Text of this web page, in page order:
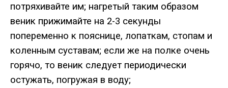
потряхивайте им; нагретый таким образом
веник прижимайте на 2-3 секунды
попеременно к пояснице, лопаткам, стопам и
коленным суставам; если же на полке очень
горячо, то веник следует периодически
остужать, погружая в воду;